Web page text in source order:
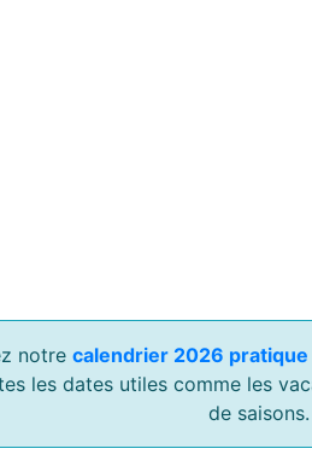
notre calendrier 2026 pratique
les dates utiles comme les
de saisons.